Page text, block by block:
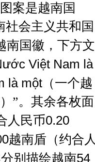
案是越南国
社会主义共和国
南国徽，下方文
Việt Nam là
là một （一个越
”。其余各枚面
人民币0.20
越南盾（约合
别描绘越南54